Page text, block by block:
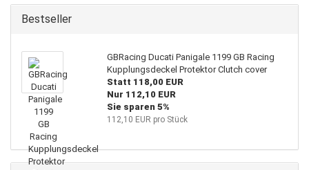
Bestseller
GBRacing Ducati Panigale 1199 GB Racing
Kupplungsdeckel Protektor Clutch cover
Statt 118,00 EUR
Nur 112,10 EUR
Sie sparen 5%
112,10 EUR pro Stück